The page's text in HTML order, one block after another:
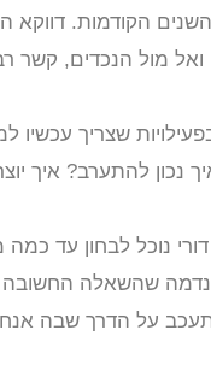
הקודמות. דווקא
מול הנכדים, קשר
שצריך עכשיו
נכון להתערב? איך
נוכל לבחון עד
נדמה שהשאלה
על הדרך שבה